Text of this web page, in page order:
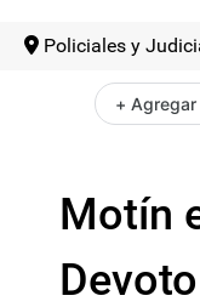
Policiales y
+ Agregar
Motín